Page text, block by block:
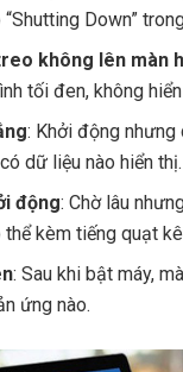
Down”
không lên màn
tối đen, không
: Khởi động
dữ liệu nào hiển thị.
động: Chờ lâu
thể kèm tiếng quạt
: Sau khi bật máy,
ứng nào.